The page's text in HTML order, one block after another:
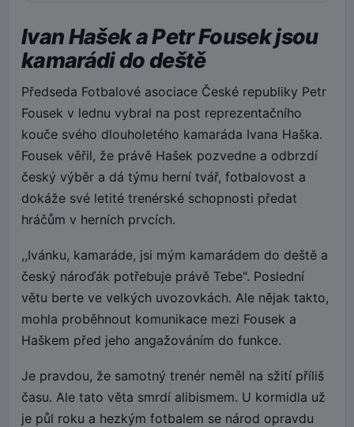
Ivan Hašek a Petr Fousek jsou
kamarádi do deště
Předseda Fotbalové asociace České republiky Petr
Fousek v lednu vybral na post reprezentačního
kouče svého dlouholetého kamaráda Ivana Haška.
Fousek věřil, že právě Hašek pozvedne a odbrzdí
český výběr a dá týmu herní tvář, fotbalovost a
dokáže své letité trenérské schopnosti předat
hráčům v herních prvcích.
,,Ivánku, kamaráde, jsi mým kamarádem do deště a
český nároďák potřebuje právě Tebe". Poslední
větu berte ve velkých uvozovkách. Ale nějak takto,
mohla proběhnout komunikace mezi Fousek a
Haškem před jeho angažováním do funkce.
Je pravdou, že samotný trenér neměl na sžití příliš
času. Ale tato věta smrdí alibismem. U kormidla už
je půl roku a hezkým fotbalem se národ opravdu